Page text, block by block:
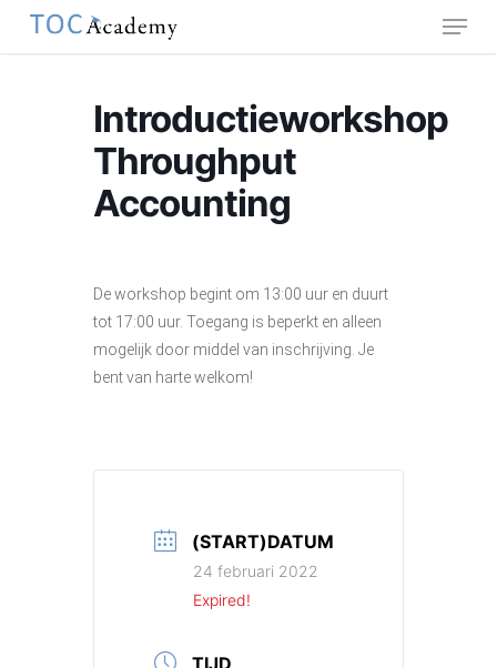
Menu
Introductieworkshop
Throughput
Accounting
De workshop begint om 13:00 uur en duurt
tot 17:00 uur. Toegang is beperkt en alleen
mogelijk door middel van inschrijving. Je
bent van harte welkom!
(START)DATUM
24 februari 2022
Expired!
TIJD